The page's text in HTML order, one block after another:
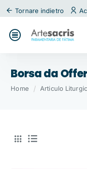
Tornare indietro
Borsa da
HomehomeArticulo